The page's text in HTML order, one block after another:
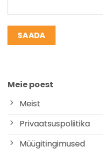
Meie poest
Meist
Privaatsuspoliitika
Müügitingimused